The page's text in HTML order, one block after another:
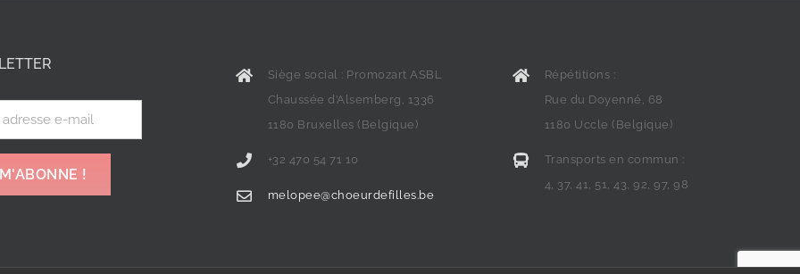
Siège social : Promozart ASBL
Chaussée d’Alsemberg, 1336
1180 Bruxelles (Belgique)
+32 470 54 71 10
melopee@choeurdefilles.be
Répétitions :
Rue du Doyenné, 68
1180 Uccle (Belgique)
Transports en commun :
4, 37, 41, 51, 43, 92, 97, 98